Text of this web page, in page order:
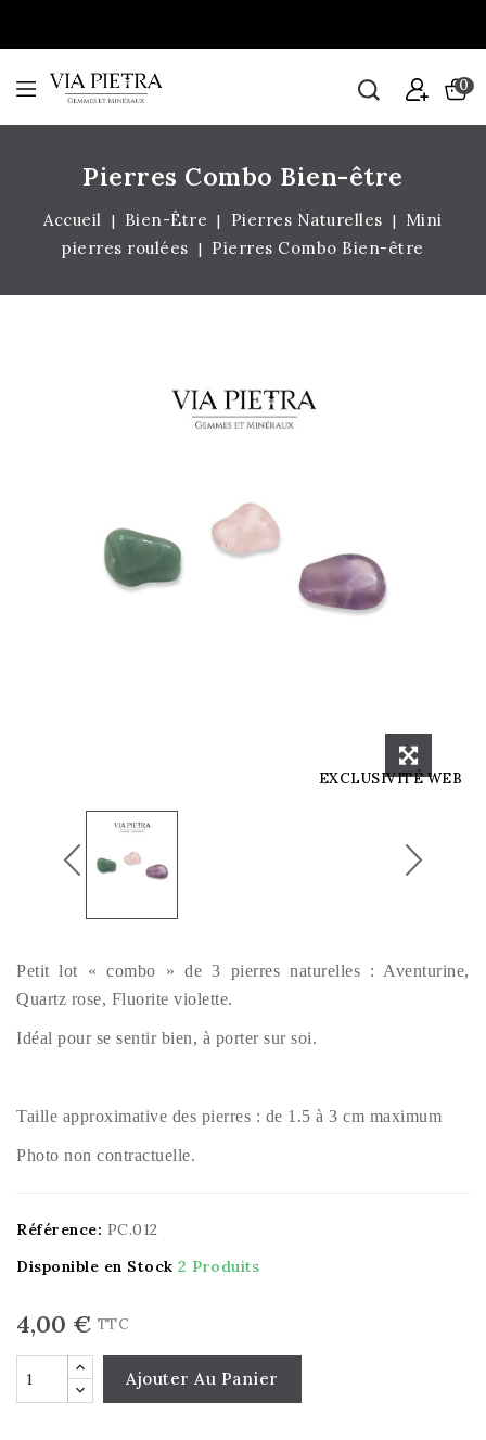
0
Pierres Combo Bien-être
Accueil Bien-Être Pierres Naturelles
Mini
pierres roulées
Pierres Combo Bien-être
EXCLUSIVITÉ WEB
Petit lot « combo » de 3 pierres naturelles : Aventurine,
Quartz rose, Fluorite violette.
Idéal pour se sentir bien, à porter sur soi.
Taille approximative des pierres : de 1.5 à 3 cm maximum
Photo non contractuelle.
Référence: PC.012
Disponible en Stock 2 Produits
4,00 € TTC
Ajouter Au Panier